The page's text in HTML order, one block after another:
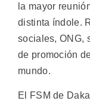
la mayor
distinta índole.
sociales, ONG,
de promoción
mundo.
El FSM de